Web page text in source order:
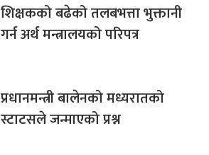
शिक्षकको बढेको तलबभत्ता भुक्तानी
गर्न अर्थ मन्त्रालयको परिपत्र
प्रधानमन्त्री बालेनको मध्यरातको
स्टाटसले जन्माएको प्रश्न